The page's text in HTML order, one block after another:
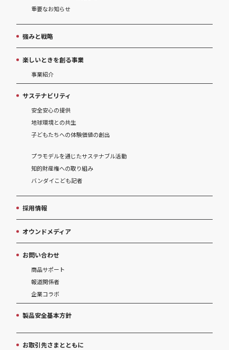
重要なお知らせ
強みと戦略
楽しいときを創る事業
事業紹介
サステナビリティ
安全安心の提供
地球環境との共生
子どもたちへの体験価値の創出
プラモデルを通じたサステナブル活動
知的財産権への取り組み
バンダイこども記者
採用情報
オウンドメディア
お問い合わせ
商品サポート
報道関係者
企業コラボ
製品安全基本方針
お取引先さまとともに